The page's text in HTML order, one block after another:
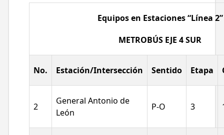
Equipos en Estaciones “Línea 2”
METROBÚS EJE 4 SUR
No. Estación/Intersección Sentido Etapa
2
General Antonio de
León
P-O 3